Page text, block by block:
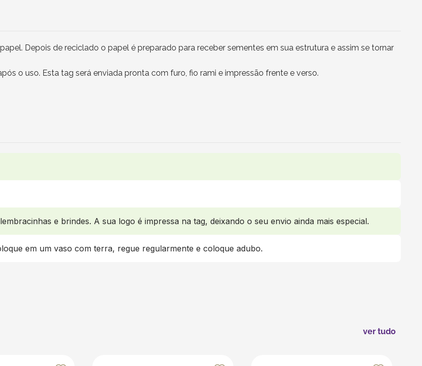
Depois de reciclado o papel é preparado para receber sementes em sua estrutura e assim se tornar
o uso. Esta tag será enviada pronta com furo, fio rami e impressão frente e verso.
e brindes. A sua logo é impressa na tag, deixando o seu envio ainda mais especial.
em um vaso com terra, regue regularmente e coloque adubo.
ver tudo